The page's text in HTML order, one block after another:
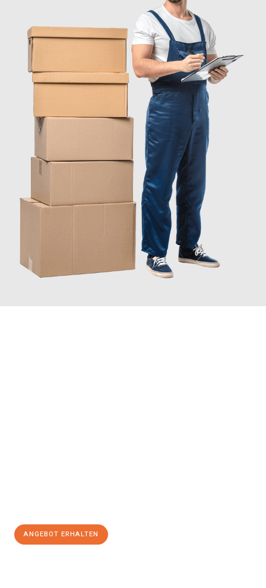
ANGEBOT ERHALTEN